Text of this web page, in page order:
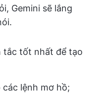
Gemini sẽ lắng
tắc tốt nhất để tạo
các lệnh mơ hồ;